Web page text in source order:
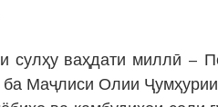
сулҳу ваҳдати миллӣ –
Маҷлиси Олии